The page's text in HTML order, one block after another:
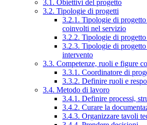
3.1. Obiettivi del progetto
3.2. Tipologie di progetti
3.2.1. Tipologie di
coinvolti nel servizio
3.2.2. Tipologie di
3.2.3. Tipologie di
intervento
3.3. Competenze, ruoli e figure
3.3.1. Coordinatore di
3.3.2. Definire ruoli e
3.4. Metodo di lavoro
3.4.1. Definire processi,
3.4.2. Curare la
3.4.3. Organizzare tavoli